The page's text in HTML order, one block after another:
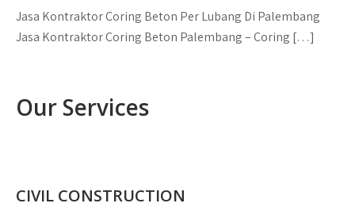
Jasa Kontraktor Coring Beton Per Lubang Di Palembang
Jasa Kontraktor Coring Beton Palembang – Coring […]
Our Services
CIVIL CONSTRUCTION